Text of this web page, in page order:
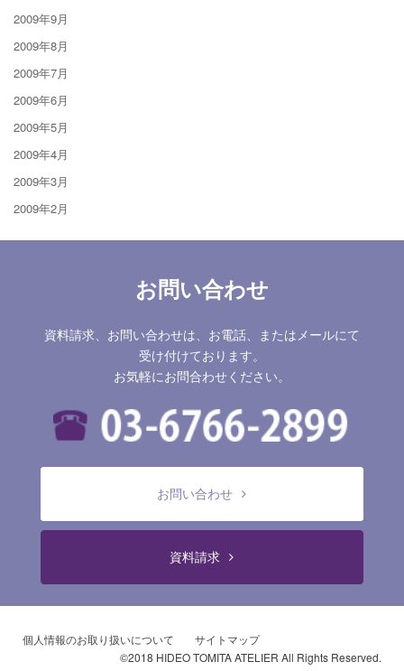
2009年9月
2009年8月
2009年7月
2009年6月
2009年5月
2009年4月
2009年3月
2009年2月
お問い合わせ
資料請求、お問い合わせは、お電話、またはメールにて
受け付けております。
お気軽にお問合わせください。
お問い合わせ
資料請求
個人情報のお取り扱いについて
サイトマップ
©2018 HIDEO TOMITA ATELIER All Rights Reserved.